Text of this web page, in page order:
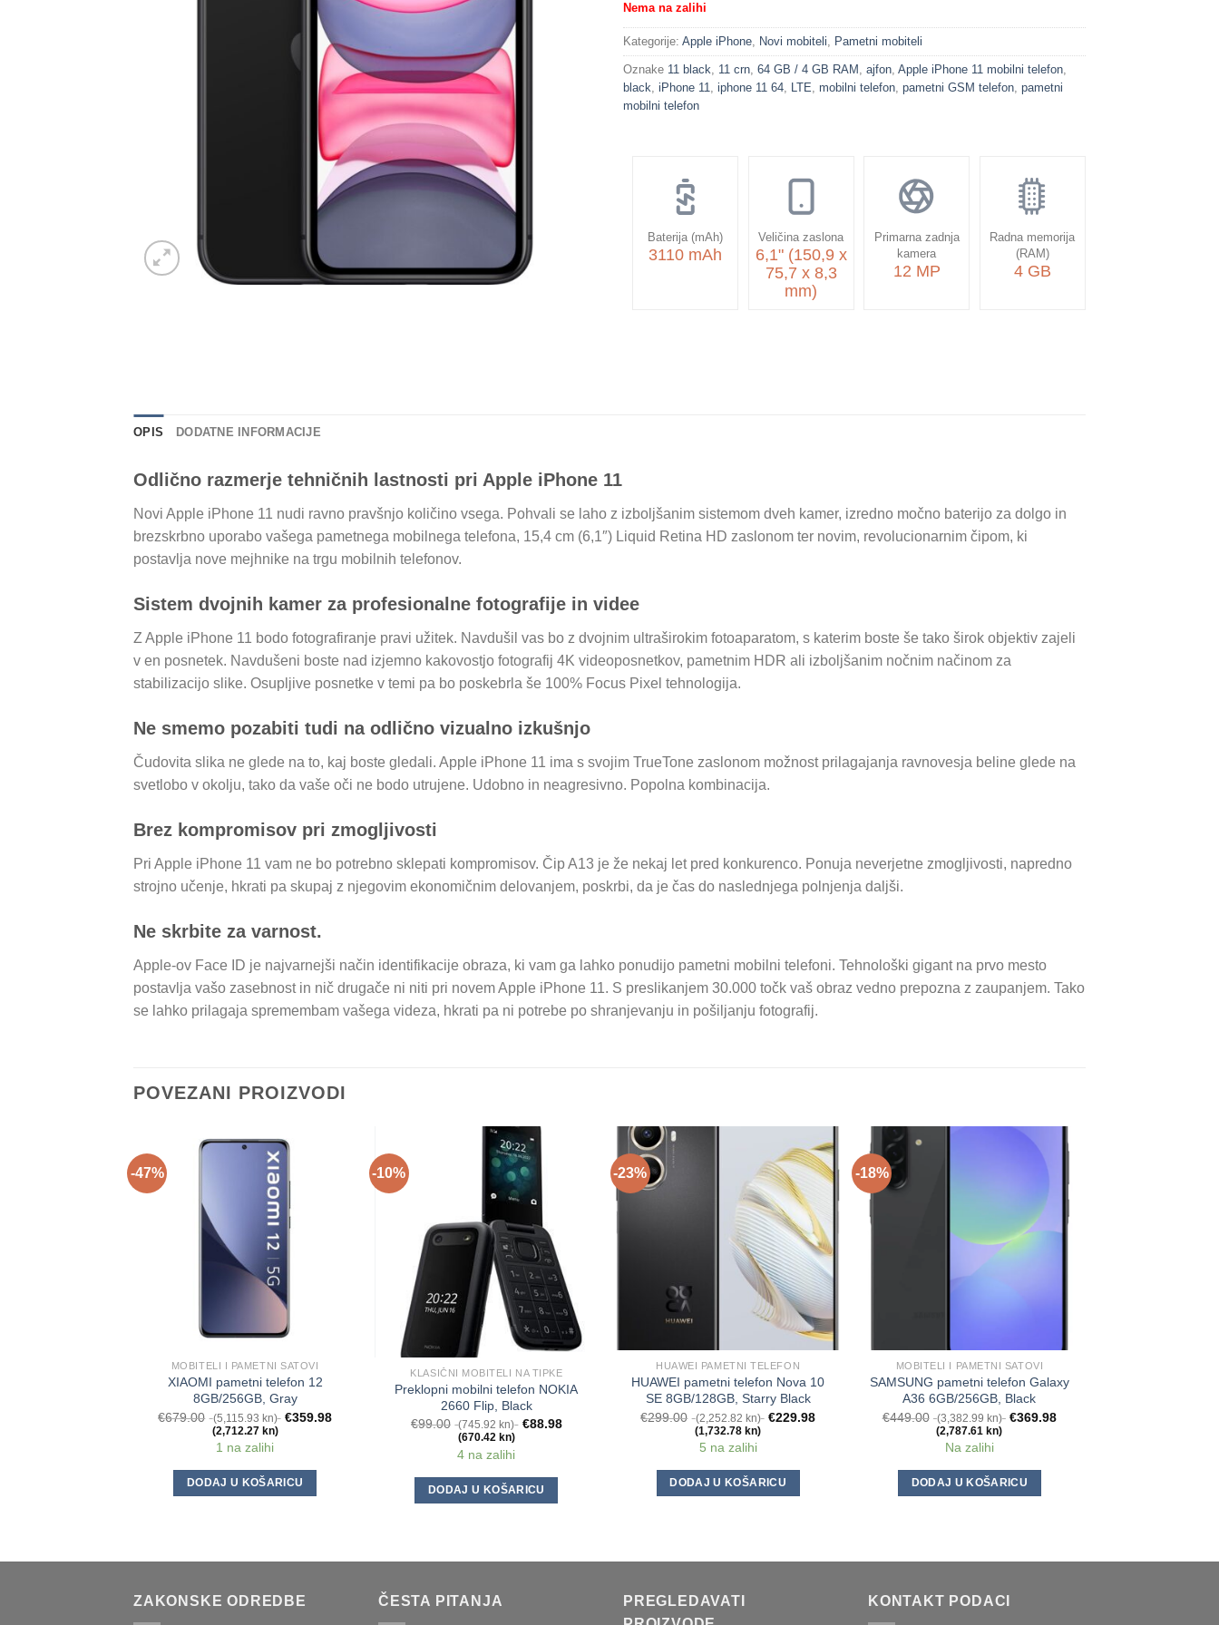
Nema na zalihi
Kategorije: Apple iPhone Novi mobiteli Pametni mobiteli
Oznake 11 black 11 crn 64 GB / 4 GB RAM ajfon Apple iPhone 11 mobilni telefon
black iPhone 11 iphone 11 64 LTE mobilni telefon pametni GSM telefon pametni
mobilni telefon
Baterija (mAh)
3110 mAh
Veličina zaslona
6,1" (150,9 x
75,7 x 8,3
mm)
Primarna zadnja
kamera
12 MP
Radna memorija
(RAM)
4 GB
OPIS DODATNE INFORMACIJE
Odlično razmerje tehničnih lastnosti pri Apple iPhone 11
Novi Apple iPhone 11 nudi ravno pravšnjo količino vsega. Pohvali se laho z izboljšanim sistemom dveh kamer, izredno močno baterijo za dolgo in
brezskrbno uporabo vašega pametnega mobilnega telefona, 15,4 cm (6,1″) Liquid Retina HD zaslonom ter novim, revolucionarnim čipom, ki
postavlja nove mejhnike na trgu mobilnih telefonov.
Sistem dvojnih kamer za profesionalne fotografije in videe
Z Apple iPhone 11 bodo fotografiranje pravi užitek. Navdušil vas bo z dvojnim ultraširokim fotoaparatom, s katerim boste še tako širok objektiv zajeli
v en posnetek. Navdušeni boste nad izjemno kakovostjo fotografij 4K videoposnetkov, pametnim HDR ali izboljšanim nočnim načinom za
stabilizacijo slike. Osupljive posnetke v temi pa bo poskebrla še 100% Focus Pixel tehnologija.
Ne smemo pozabiti tudi na odlično vizualno izkušnjo
Čudovita slika ne glede na to, kaj boste gledali. Apple iPhone 11 ima s svojim TrueTone zaslonom možnost prilagajanja ravnovesja beline glede na
svetlobo v okolju, tako da vaše oči ne bodo utrujene. Udobno in neagresivno. Popolna kombinacija.
Brez kompromisov pri zmogljivosti
Pri Apple iPhone 11 vam ne bo potrebno sklepati kompromisov. Čip A13 je že nekaj let pred konkurenco. Ponuja neverjetne zmogljivosti, napredno
strojno učenje, hkrati pa skupaj z njegovim ekonomičnim delovanjem, poskrbi, da je čas do naslednjega polnjenja daljši.
Ne skrbite za varnost.
Apple-ov Face ID je najvarnejši način identifikacije obraza, ki vam ga lahko ponudijo pametni mobilni telefoni. Tehnološki gigant na prvo mesto
postavlja vašo zasebnost in nič drugače ni niti pri novem Apple iPhone 11. S preslikanjem 30.000 točk vaš obraz vedno prepozna z zaupanjem. Tako
se lahko prilagaja spremembam vašega videza, hkrati pa ni potrebe po shranjevanju in pošiljanju fotografij.
POVEZANI PROIZVODI
-47%
MOBITELI I PAMETNI SATOVI
XIAOMI pametni telefon 12
8GB/256GB, Gray
€679.00 (5,115.93 kn) €359.98
(2,712.27 kn)
1 na zalihi
DODAJ U KOŠARICU
-10%
KLASIČNI MOBITELI NA TIPKE
Preklopni mobilni telefon NOKIA
2660 Flip, Black
€99.00 (745.92 kn) €88.98
(670.42 kn)
4 na zalihi
DODAJ U KOŠARICU
-23%
HUAWEI PAMETNI TELEFON
HUAWEI pametni telefon Nova 10
SE 8GB/128GB, Starry Black
€299.00 (2,252.82 kn) €229.98
(1,732.78 kn)
5 na zalihi
DODAJ U KOŠARICU
-18%
MOBITELI I PAMETNI SATOVI
SAMSUNG pametni telefon Galaxy
A36 6GB/256GB, Black
€449.00 (3,382.99 kn) €369.98
(2,787.61 kn)
Na zalihi
DODAJ U KOŠARICU
ZAKONSKE ODREDBE ČESTA PITANJA
PREGLEDAVATI
KONTAKT PODACI